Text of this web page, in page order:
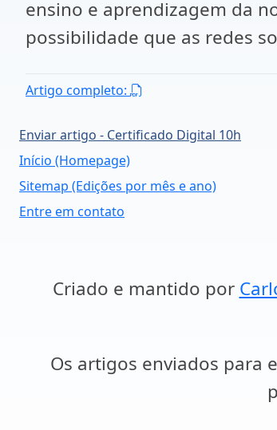
ensino e aprendizagem da
possibilidade que as redes
Artigo completo:
Enviar artigo - Certificado Digital 10h
Início (Homepage)
Sitemap (Edições por mês e ano)
Entre em contato
Criado e mantido por
Os artigos enviados para